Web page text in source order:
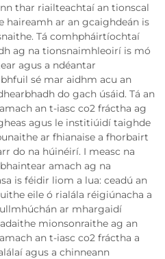
thar riailteachtaí an tionscal
haireamh ar an gcaighdeán is
Tá comhpháirtíochtaí
ag na tionsnaimhleoirí is mó
agus a ndéantar
sé mar aidhm acu an
do gach úsáid. Tá an
an t-iasc co2 fráctha ag
agus le institiúidí taighde
ar fhianaise a fhorbairt
do na húinéirí. I measc na
amach ag na
is féidir liom a lua: ceadú an
eile ó rialála réigiúnacha a
ar mhargaidí
mionsonraithe ag an
an t-iasc co2 fráctha a
agus a chinneann